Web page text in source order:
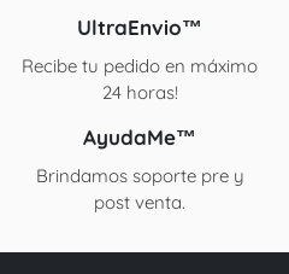
UltraEnvio™
Recibe tu pedido en máximo
24 horas!
AyudaMe™
Brindamos soporte pre y
post venta.